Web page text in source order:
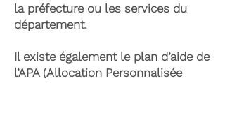
la préfecture ou les services du
département.
Il existe également le plan d’aide de
l’APA (Allocation Personnalisée